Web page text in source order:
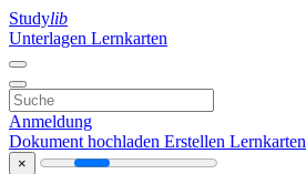
Studylib
Unterlagen Lernkarten
Anmeldung
Dokument hochladen Erstellen Lernkarten
×